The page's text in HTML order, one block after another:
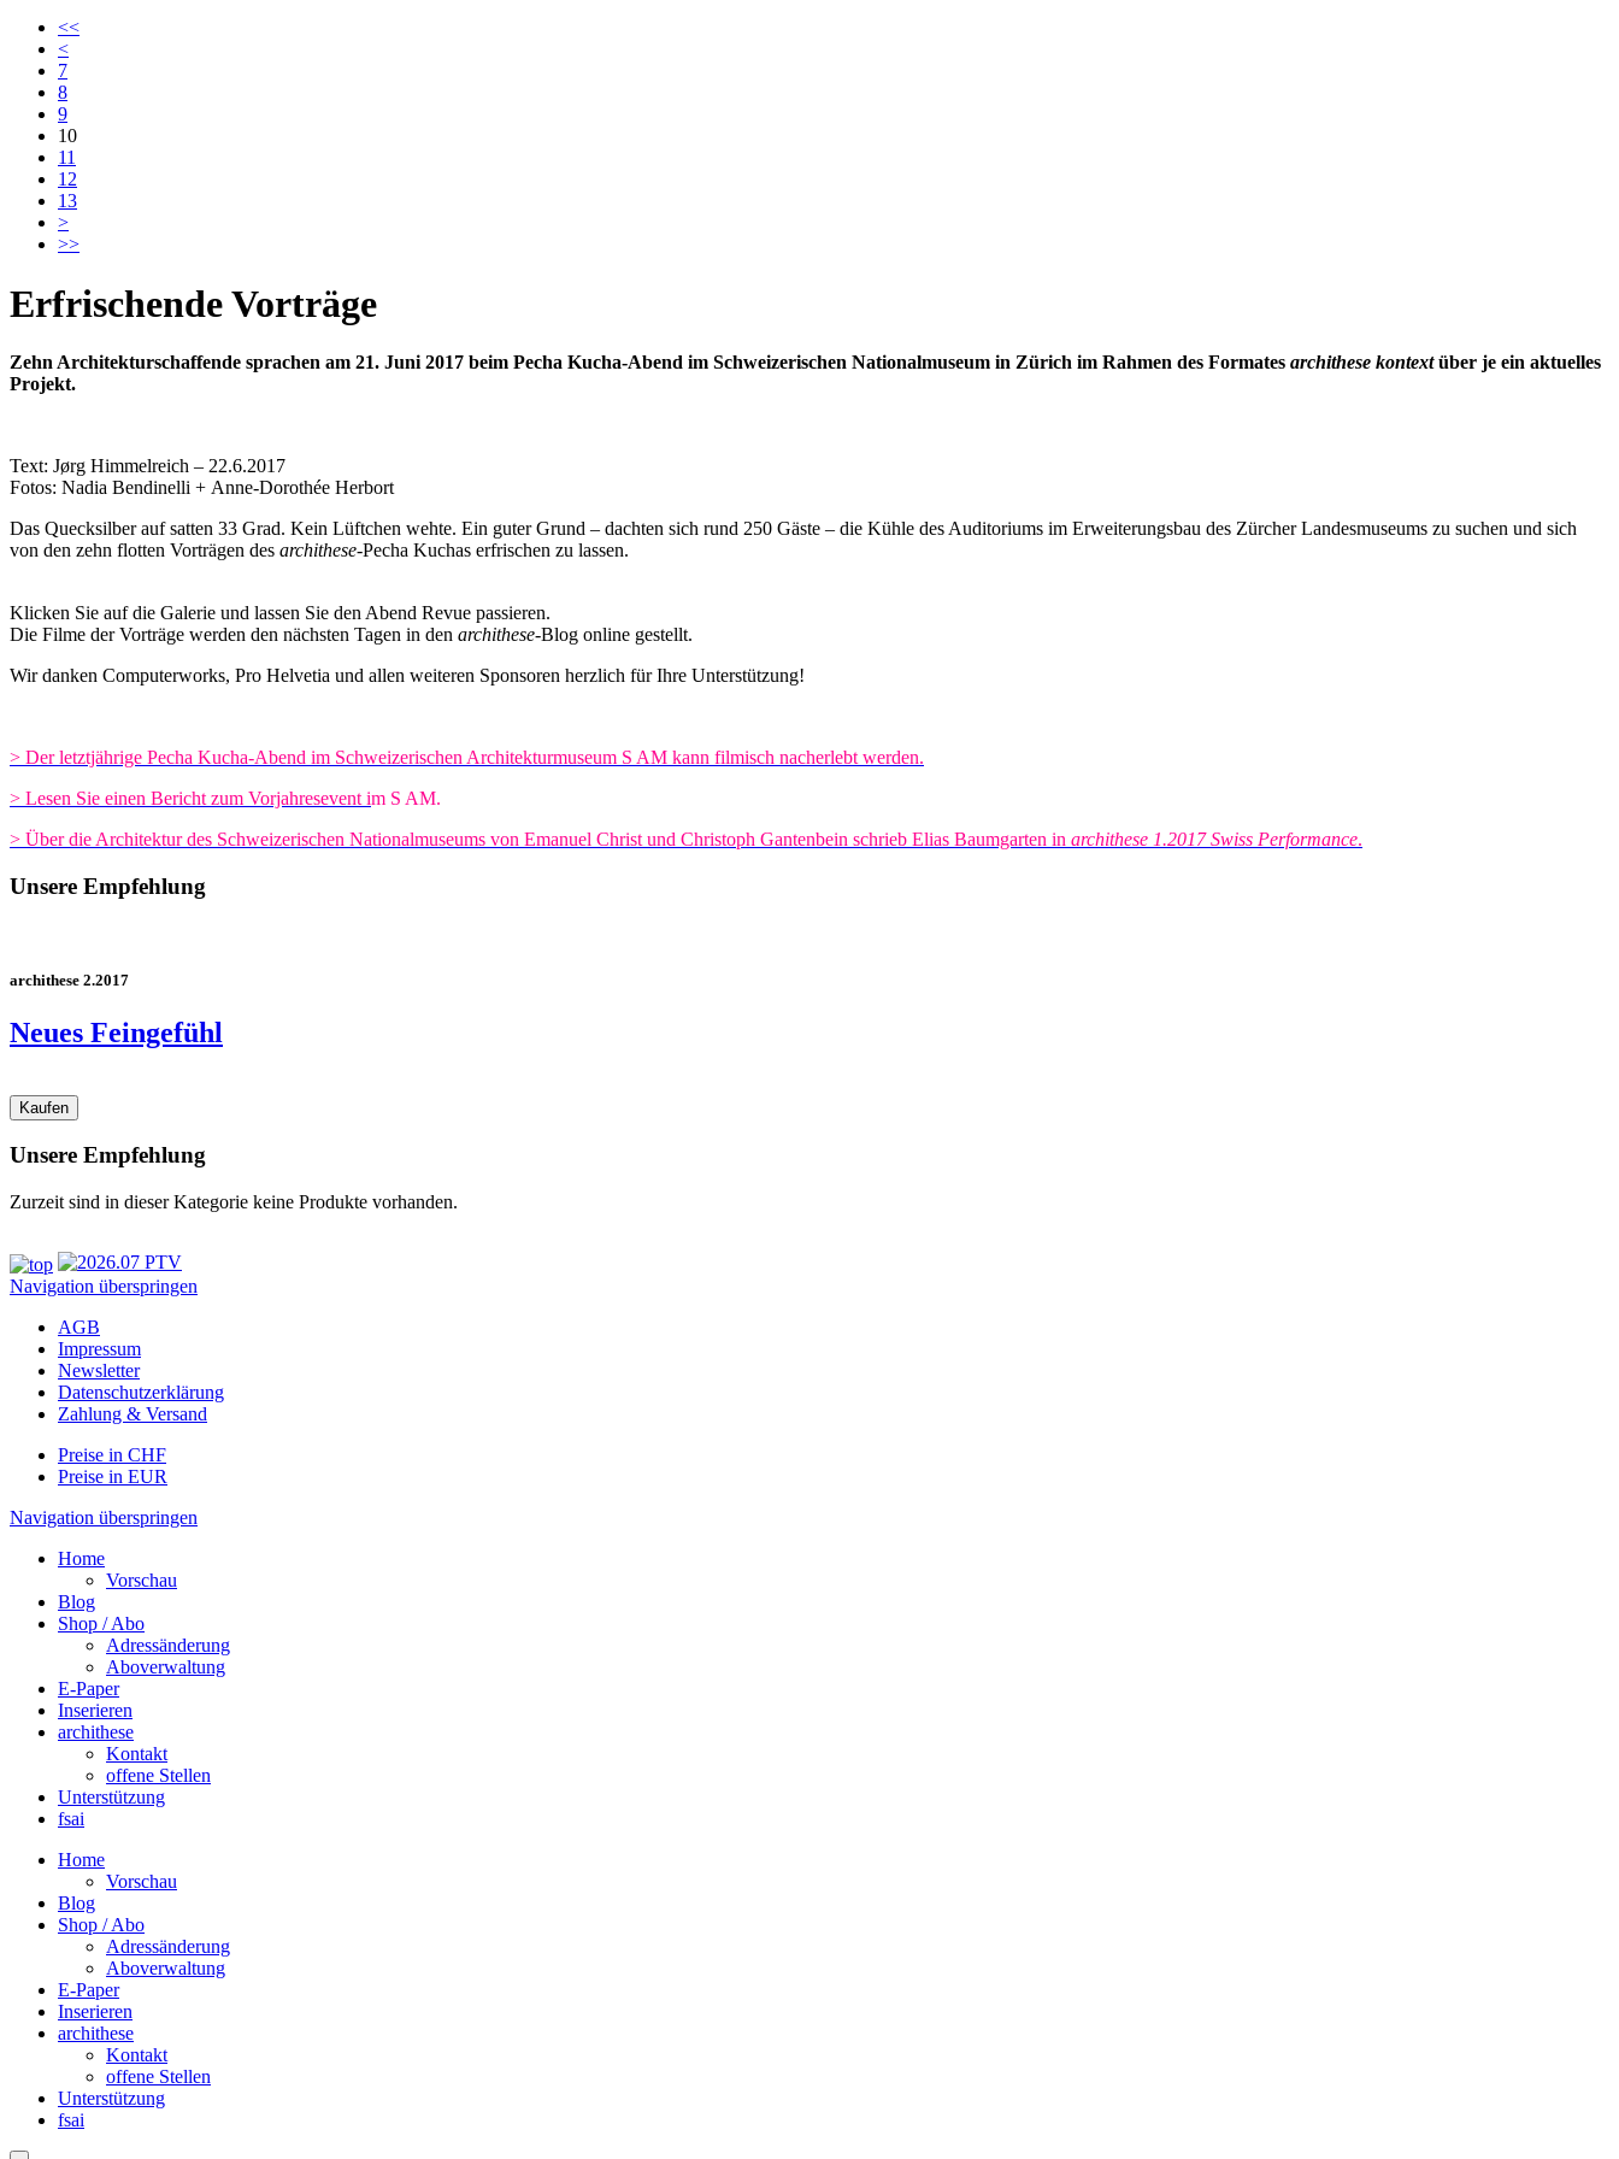
<<
<
7
8
9
10
11
12
13
>
>>
Erfrischende Vorträge
Zehn Architekturschaffende sprachen am 21. Juni 2017 beim Pecha Kucha-Abend im Schweizerischen Nationalmuseum in Zürich im Rahmen des Formates archithese kontextüber je ein aktuelles
Projekt.
Text: Jørg Himmelreich – 22.6.2017
Fotos: Nadia Bendinelli + Anne-Dorothée Herbort
Das Quecksilber auf satten 33 Grad. Kein Lüftchen wehte. Ein guter Grund – dachten sich rund 250 Gäste – die Kühle des Auditoriums im Erweiterungsbau des Zürcher Landesmuseums zu suchen und sich
von den zehn flotten Vorträgen des archithese-Pecha Kuchas erfrischen zu lassen.
Klicken Sie auf die Galerie und lassen Sie den Abend Revue passieren.
Die Filme der Vorträge werden den nächsten Tagen in den archithese-Blog online gestellt.
Wir danken Computerworks, Pro Helvetia und allen weiteren Sponsoren herzlich für Ihre Unterstützung!
> Der letztjährige Pecha Kucha-Abend im Schweizerischen Architekturmuseum S AM kann filmisch nacherlebt werden.
> Lesen Sie einen Bericht zum Vorjahresevent im S AM.
> Über die Architektur des Schweizerischen Nationalmuseums von Emanuel Christ und Christoph Gantenbein schrieb Elias Baumgarten in archithese 1.2017 Swiss Performance.
Unsere Empfehlung
archithese 2.2017
Neues Feingefühl
Unsere Empfehlung
Zurzeit sind in dieser Kategorie keine Produkte vorhanden.
Navigation überspringen
AGB
Impressum
Newsletter
Datenschutzerklärung
Zahlung & Versand
Preise in CHF
Preise in EUR
Navigation überspringen
Home
Vorschau
Blog
Shop / Abo
Adressänderung
Aboverwaltung
E-Paper
Inserieren
archithese
Kontakt
offene Stellen
Unterstützung
fsai
Home
Vorschau
Blog
Shop / Abo
Adressänderung
Aboverwaltung
E-Paper
Inserieren
archithese
Kontakt
offene Stellen
Unterstützung
fsai